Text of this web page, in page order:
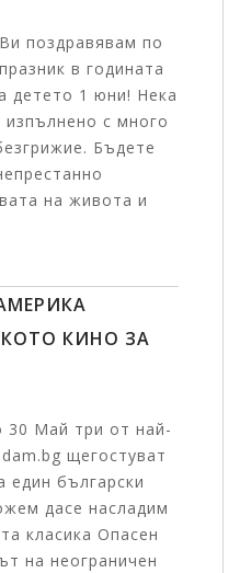
поздравявам по
в годината
детето 1 юни! Нека
с много
Бъдете
на живота и
КИНО ЗА
30 Май три от най-
щегостуват
един български
дасе насладим
класика Опасен
на неограничен